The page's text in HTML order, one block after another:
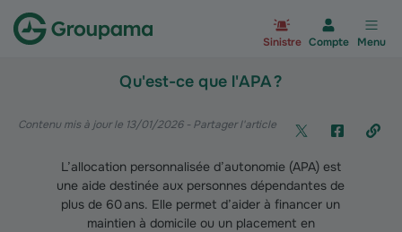
Sinistre Compte Menu
Qu'est-ce que l'APA ?
Contenu mis à jour le 13/01/2026- Partager l'article
L’allocation personnalisée d’autonomie (APA) est
une aide destinée aux personnes dépendantes de
plus de 60 ans. Elle permet d’aider à financer un
maintien à domicile ou un placement en